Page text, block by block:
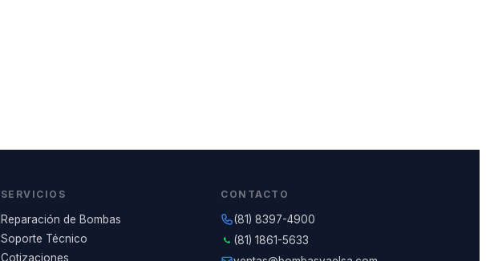
SERVICIOS
Reparación de Bombas
Soporte Técnico
Cotizaciones
CONTACTO
(81) 8397-4900
(81) 1861-5633